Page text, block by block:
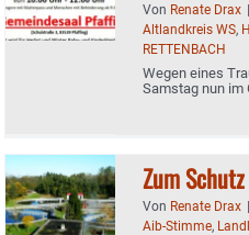
Von Renate Drax |
Altlandkreis WS,
RETTENBACH
Wegen eines
Samstag nun im
Zum
Von Renate Drax |
Aib-Stimme,